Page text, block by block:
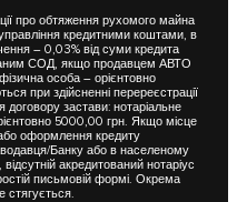
про обтяження рухомого майна
кредитними коштами, в
– 0,03% від суми кредита
СОД, якщо продавцем АВТО
особа – орієнтовно
при здійсненні перереєстрації
застави: нотаріальне
5000,00 грн. Якщо місце
оформлення кредиту
Банку або в населеному
акредитований нотаріус
письмовій формі. Окрема
стягується.